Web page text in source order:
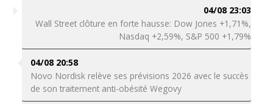
04/08 23:03
Wall Street clôture en forte hausse: Dow Jones +1,71%,
Nasdaq +2,59%, S&P 500 +1,79%
04/08 20:58
Novo Nordisk relève ses prévisions 2026 avec le succès
de son traitement anti-obésité Wegovy